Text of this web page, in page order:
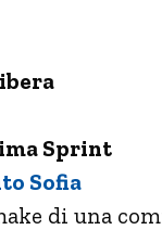
Sprint
Sofia
di una